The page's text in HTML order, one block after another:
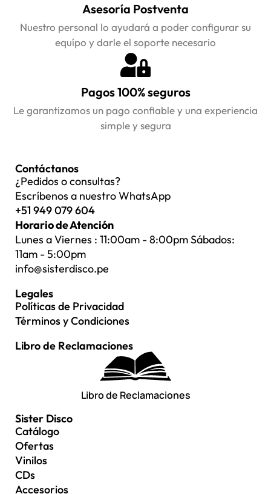
Asesoría Postventa
Nuestro personal lo ayudará a poder configurar su
equípo y darle el soporte necesario
Pagos 100% seguros
Le garantizamos un pago confiable y una experiencia
simple y segura
Contáctanos
¿Pedidos o consultas?
Escríbenos a nuestro WhatsApp
+51 949 079 604
Horario de Atención
Lunes a Viernes : 11:00am - 8:00pm Sábados:
11am - 5:00pm
info@sisterdisco.pe
Legales
Políticas de Privacidad
Términos y Condiciones
Libro de Reclamaciones
Libro de Reclamaciones
Sister Disco
Catálogo
Ofertas
Vinilos
CDs
Accesorios